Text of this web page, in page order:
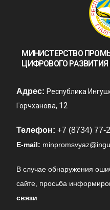
МИНИСТЕРСТВО
ЦИФРОВОГО
Адрес: Республика
Горчханова, 12
Телефон: +7 (8734) 77-
E-mail:
В случае обнаружения
сайте, просьба
связи